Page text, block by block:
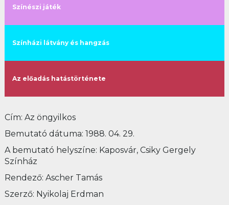
Színészi játék
Színházi látvány és hangzás
Az előadás hatástörténete
Cím: Az öngyilkos
Bemutató dátuma: 1988. 04. 29.
A bemutató helyszíne: Kaposvár, Csiky Gergely
Színház
Rendező: Ascher Tamás
Szerző: Nyikolaj Erdman